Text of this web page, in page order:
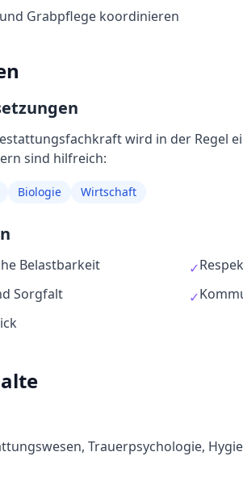
Grabpflege koordinieren
wird in der Regel
sind hilfreich:
Biologie Wirtschaft
Belastbarkeit ✓
Sorgfalt ✓
Trauerpsychologie,